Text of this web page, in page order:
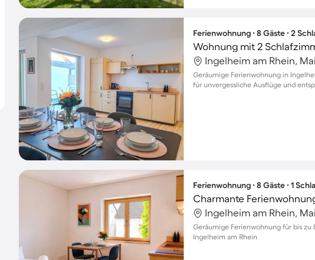
Ferienwohnung ∙ 8 Gäste ∙ 2
Wohnung mit 2
Ingelheim am Rhein,
Geräumige Ferienwohnung in
für unvergessliche Ausflüge und
Ferienwohnung ∙ 8 Gäste ∙ 1
Ingelheim am Rhein,
Geräumige Ferienwohnung für bis zu
Ingelheim am Rhein